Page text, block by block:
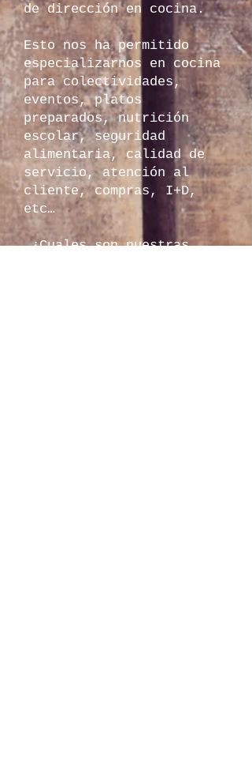
de dirección en cocina.
Esto nos ha permitido
especializarnos en cocina
para colectividades,
eventos, platos
preparados, nutrición
escolar, seguridad
alimentaria, calidad de
servicio, atención al
cliente, compras, I+D,
etc…
.¿Cuales son nuestras